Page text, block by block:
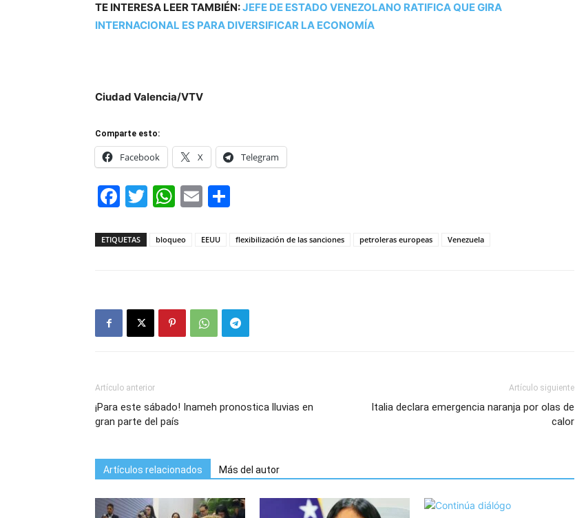
TE INTERESA LEER TAMBIÉN:JEFE DE ESTADO VENEZOLANO RATIFICA QUE GIRA
INTERNACIONAL ES PARA DIVERSIFICAR LA ECONOMÍA
Ciudad Valencia/VTV
Comparte esto:
Facebook X Telegram
Facebook
Twitter
WhatsApp
Email
ETIQUETAS bloqueo EEUU flexibilización de las sanciones petroleras europeas Venezuela
Artículo anterior
¡Para este sábado! Inameh pronostica lluvias en
gran parte del país
Artículo siguiente
Italia declara emergencia naranja por olas de
calor
Artículos relacionados Más del autor